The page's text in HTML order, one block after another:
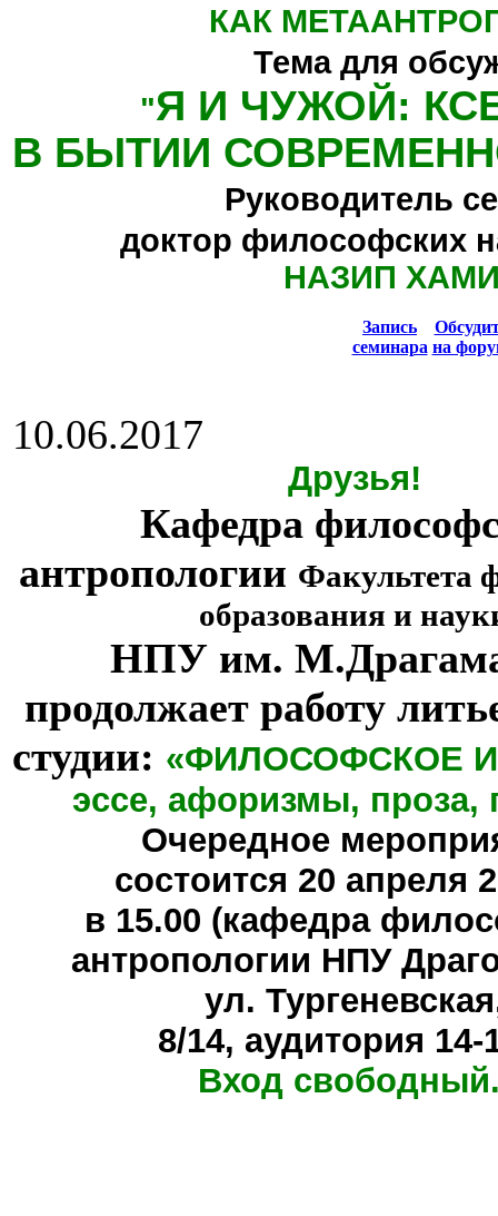
КАК
Тема для
"Я И ЧУЖОЙ:
В БЫТИИ
Руководитель
доктор философских
НАЗИП
Запись
семинара на
10.06.2017
Друзья!
Кафедра
антропологии Факультета
образования и
НПУ им.
продолжает работу
студии: «ФИЛОСОФСКОЕ
эссе, афоризмы, проза,
Очередное
состоится 20 апреля
в 15.00 (кафедра
антропологии НПУ
ул.
8/14, аудитория 14-
Вход